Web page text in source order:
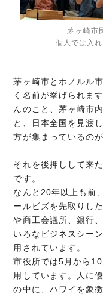
茅ヶ崎市
個人では入
茅ヶ崎市とホノルル
く名前が挙げられま
んのこと、茅ヶ崎市
と、日本全国を見渡
方が集まっているの
それを後押しして来
です。
なんと20年以上も前
ールビズを先取りし
や商工会議所、銀行
いろなビジネスシー
用されています。
市役所では5月から
用しています。人に
の中に、ハワイを象